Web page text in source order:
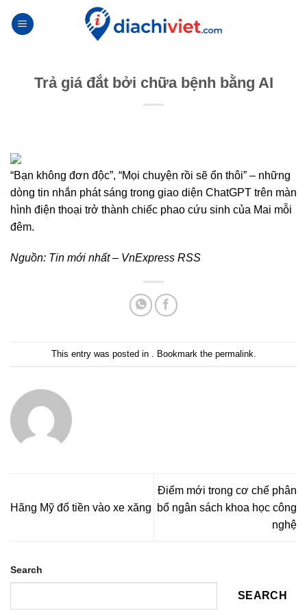
Trả giá đắt bởi chữa bệnh bằng AI
“Bạn không đơn độc”, “Mọi chuyện rồi sẽ ổn thôi” – những
dòng tin nhắn phát sáng trong giao diện ChatGPT trên màn
hình điện thoại trở thành chiếc phao cứu sinh của Mai mỗi
đêm.
Nguồn: Tin mới nhất – VnExpress RSS
This entry was posted in . Bookmark the permalink
Hãng Mỹ đổ tiền vào xe xăng
Điểm mới trong cơ chế phân
bổ ngân sách khoa học công
nghệ
Search
SEARCH